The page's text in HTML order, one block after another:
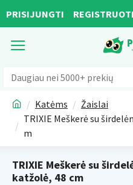
PRISIJUNGTI
Katėms
Žaislai
TRIXIE Meškerė su
m
TRIXIE Meškerė su
katžolė, 48 cm